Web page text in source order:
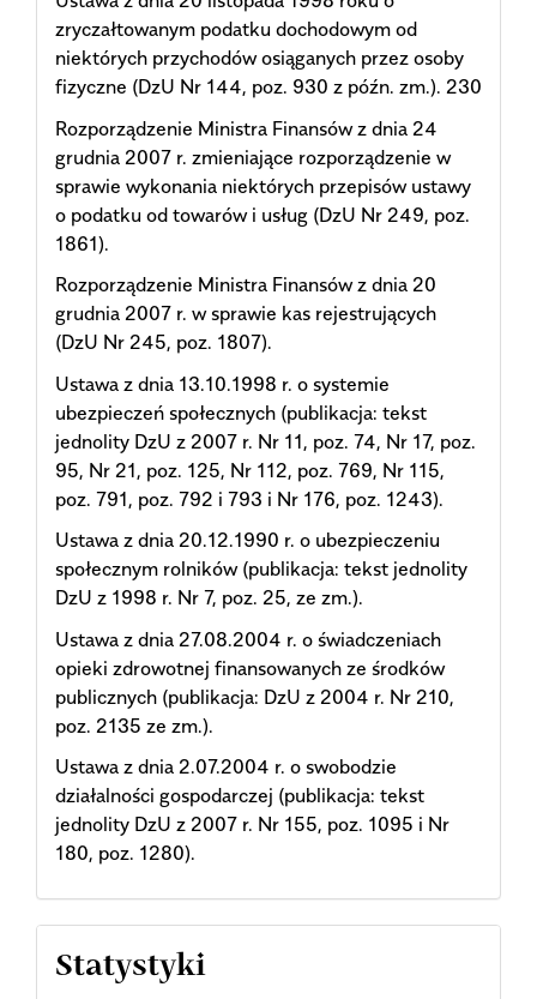
zryczałtowanym podatku dochodowym od
niektórych przychodów osiąganych przez osoby
fizyczne (DzU Nr 144, poz. 930 z późn. zm.). 230
Rozporządzenie Ministra Finansów z dnia 24
grudnia 2007 r. zmieniające rozporządzenie w
sprawie wykonania niektórych przepisów ustawy
o podatku od towarów i usług (DzU Nr 249, poz.
1861).
Rozporządzenie Ministra Finansów z dnia 20
grudnia 2007 r. w sprawie kas rejestrujących
(DzU Nr 245, poz. 1807).
Ustawa z dnia 13.10.1998 r. o systemie
ubezpieczeń społecznych (publikacja: tekst
jednolity DzU z 2007 r. Nr 11, poz. 74, Nr 17, poz.
95, Nr 21, poz. 125, Nr 112, poz. 769, Nr 115,
poz. 791, poz. 792 i 793 i Nr 176, poz. 1243).
Ustawa z dnia 20.12.1990 r. o ubezpieczeniu
społecznym rolników (publikacja: tekst jednolity
DzU z 1998 r. Nr 7, poz. 25, ze zm.).
Ustawa z dnia 27.08.2004 r. o świadczeniach
opieki zdrowotnej finansowanych ze środków
publicznych (publikacja: DzU z 2004 r. Nr 210,
poz. 2135 ze zm.).
Ustawa z dnia 2.07.2004 r. o swobodzie
działalności gospodarczej (publikacja: tekst
jednolity DzU z 2007 r. Nr 155, poz. 1095 i Nr
180, poz. 1280).
Statystyki